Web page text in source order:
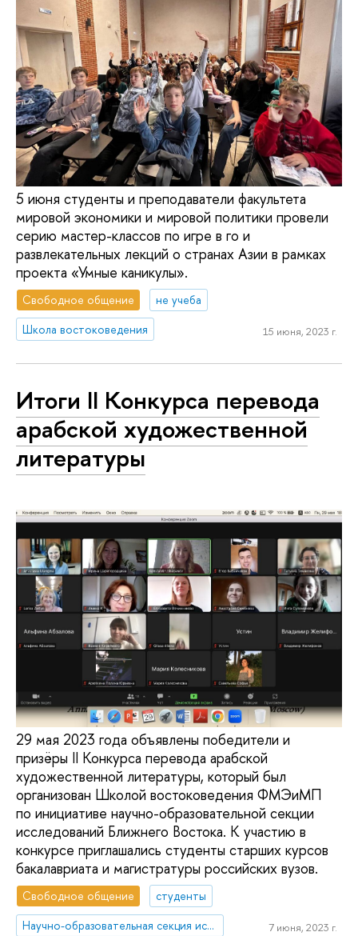
5 июня студенты и преподаватели факультета
мировой экономики и мировой политики провели
серию мастер-классов по игре в го и
развлекательных лекций о странах Азии в рамках
проекта «Умные каникулы».
Свободное общение
не учеба
Школа востоковедения
15 июня, 2023 г.
Итоги II Конкурса перевода
арабской художественной
литературы
29 мая 2023 года объявлены победители и
призёры II Конкурса перевода арабской
художественной литературы, который был
организован Школой востоковедения ФМЭиМП
по инициативе научно-образовательной секции
исследований Ближнего Востока. К участию в
конкурсе приглашались студенты старших курсов
бакалавриата и магистратуры российских вузов.
Свободное общение
студенты
Научно-образовательная секция исследований Ближнего Востока и Северной Африки
7 июня, 2023 г.